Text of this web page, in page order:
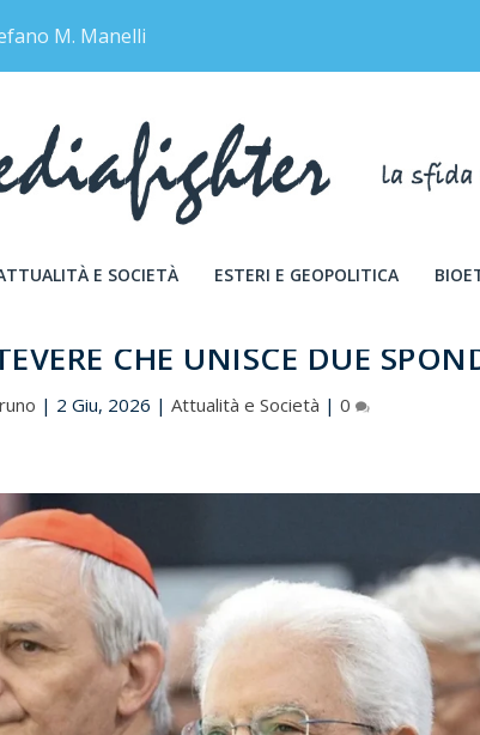
M. Manelli
E SOCIETÀ ESTERI E GEOPOLITICA
CHE UNISCE DUE
| 2 Giu, 2026 | Attualità e Società | 0